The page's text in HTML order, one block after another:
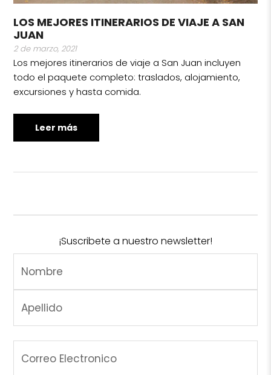
LOS MEJORES ITINERARIOS DE VIAJE A SAN
JUAN
2 de marzo, 2021
Los mejores itinerarios de viaje a San Juan incluyen
todo el paquete completo: traslados, alojamiento,
excursiones y hasta comida.
Leer más
¡Suscribete a nuestro newsletter!